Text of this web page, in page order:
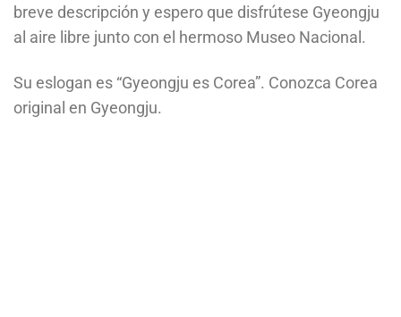
breve descripción y espero que disfrútese Gyeongju
al aire libre junto con el hermoso Museo Nacional.
Su eslogan es “Gyeongju es Corea”. Conozca Corea
original en Gyeongju.